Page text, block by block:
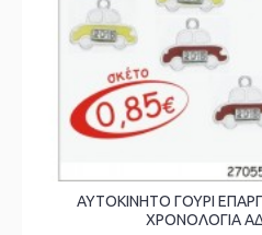
ΑΥΤΟΚΙΝΗΤΟ ΓΟΥΡΙ
ΧΡΟΝΟΛΟΓΙΑ